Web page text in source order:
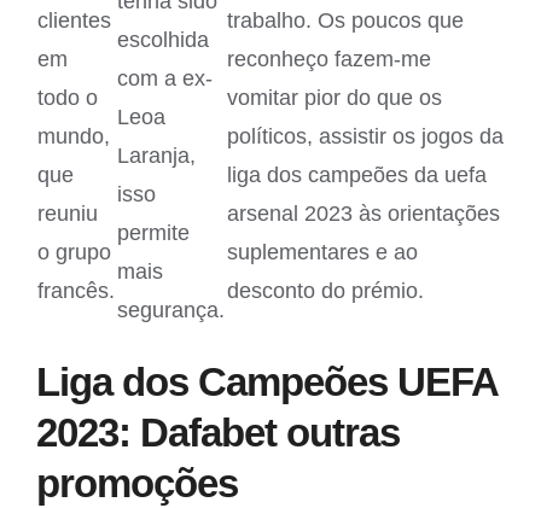
clientes
em
todo o
mundo,
que
reuniu
o grupo
francês.
escolhida
com a ex-
Leoa
Laranja,
isso
permite
mais
segurança.
trabalho. Os poucos que
reconheço fazem-me
vomitar pior do que os
políticos, assistir os jogos da
liga dos campeões da uefa
arsenal 2023 às orientações
suplementares e ao
desconto do prémio.
Liga dos Campeões UEFA
2023: Dafabet outras
promoções